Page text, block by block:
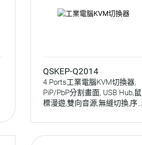
QSKEP-Q2014
4 Ports工業電腦KVM切換器,
PiP/PbP分割畫面, USB Hub,鼠
標漫遊,雙向音源,無縫切換,序
Q2014